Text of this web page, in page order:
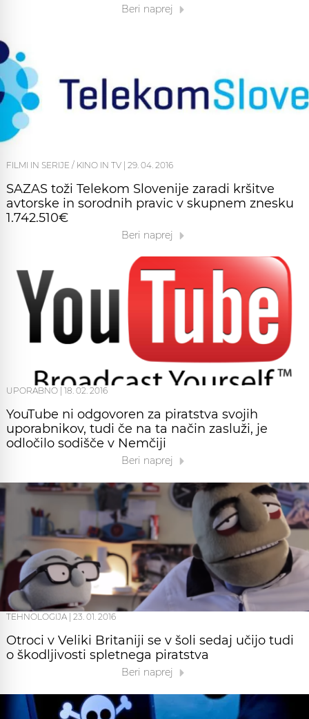
Beri naprej
FILMI IN SERIJE / KINO IN TV | 29. 04. 2016
SAZAS toži Telekom Slovenije zaradi kršitve
avtorske in sorodnih pravic v skupnem znesku
1.742.510€
Beri naprej
UPORABNO 18. 02. 2016
YouTube ni odgovoren za piratstva svojih
uporabnikov, tudi če na ta način zasluži, je
odločilo sodišče v Nemčiji
Beri naprej
TEHNOLOGIJA 23. 01. 2016
Otroci v Veliki Britaniji se v šoli sedaj učijo tudi
o škodljivosti spletnega piratstva
Beri naprej